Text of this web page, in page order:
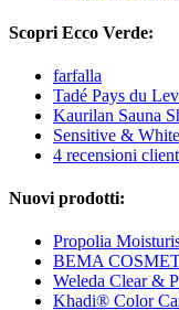
Scopri Ecco Verde:
farfalla
Tadé Pays du
Kaurilan Sauna
Sensitive &
4 recensioni
Nuovi prodotti:
Propolia
BEMA
Weleda Clear &
Khadi® Color